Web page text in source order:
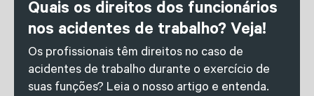
Quais os direitos dos funcionários
nos acidentes de trabalho? Veja!
Os profissionais têm direitos no caso de
acidentes de trabalho durante o exercício de
suas funções? Leia o nosso artigo e entenda.